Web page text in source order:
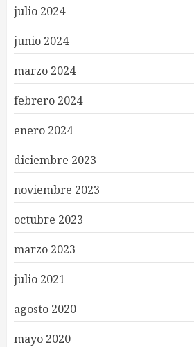
julio 2024
junio 2024
marzo 2024
febrero 2024
enero 2024
diciembre 2023
noviembre 2023
octubre 2023
marzo 2023
julio 2021
agosto 2020
mayo 2020